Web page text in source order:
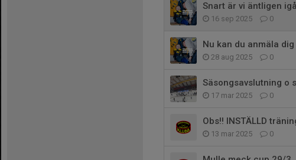
Snart är vi äntligen
16 sep 2025 0
Nu kan du anmäla
28 aug 2025 0
Säsongsavslutning o
17 mar 2025 0
Obs!! INSTÄLLD
13 mar 2025 0